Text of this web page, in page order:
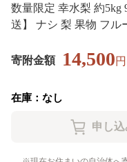
数量限定 幸水梨 約5kg
送】 ナシ 梨 果物 フル
寄附金額 14,500円
在庫：なし